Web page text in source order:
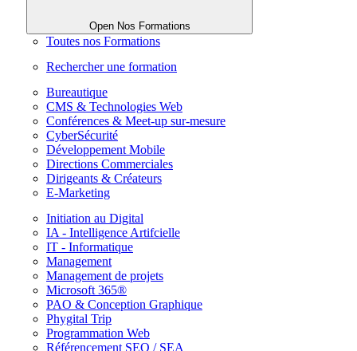
Open Nos Formations
Toutes nos Formations
Rechercher une formation
Bureautique
CMS & Technologies Web
Conférences & Meet-up sur-mesure
CyberSécurité
Développement Mobile
Directions Commerciales
Dirigeants & Créateurs
E-Marketing
Initiation au Digital
IA - Intelligence Artifcielle
IT - Informatique
Management
Management de projets
Microsoft 365®
PAO & Conception Graphique
Phygital Trip
Programmation Web
Référencement SEO / SEA